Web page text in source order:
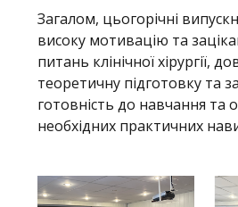
Загалом, цьогорічні
високу мотивацію та
питань клінічної хірургії,
теоретичну підготовку та
готовність до навчання та
необхідних практичних